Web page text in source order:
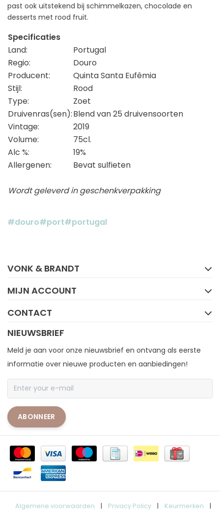
past ook uitstekend bij schimmelkazen, chocolade en
desserts met rood fruit.
Specificaties
Land:
Portugal
Regio:
Douro
Producent:
Quinta Santa Eufêmia
Stijl:
Rood
Type:
Zoet
Druivenras(sen):Blend van 25 druivensoorten
Vintage:
2019
Volume:
75cl.
Alc %:
19%
Allergenen:
Bevat sulfieten
Wordt geleverd in geschenkverpakking
#douro#port#portugal
VONK & BRANDT
MIJN ACCOUNT
CONTACT
NIEUWSBRIEF
Meld je aan voor onze nieuwsbrief en ontvang als eerste
informatie over nieuwe producten en aanbiedingen!
ABONNEER
Algemene voorwaarden | Privacy Policy | Keurmerken |